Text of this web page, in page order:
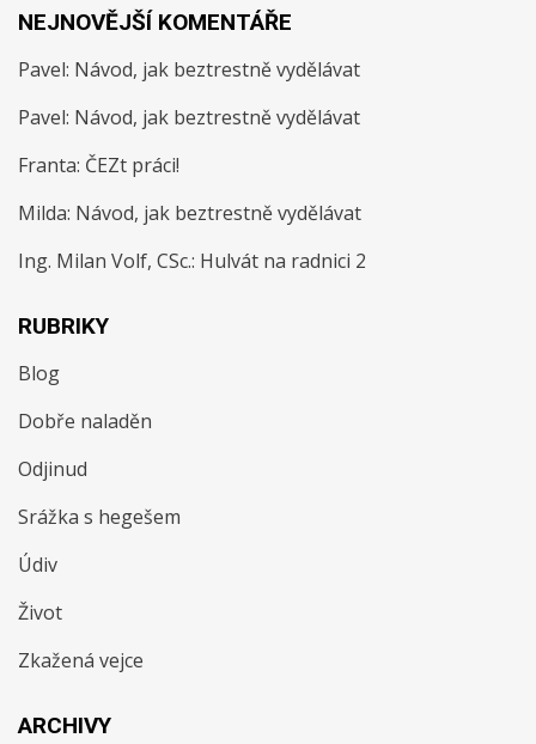
NEJNOVĚJŠÍ KOMENTÁŘE
Pavel: Návod, jak beztrestně vydělávat
Pavel: Návod, jak beztrestně vydělávat
Franta: ČEZt práci!
Milda: Návod, jak beztrestně vydělávat
Ing. Milan Volf, CSc.: Hulvát na radnici 2
RUBRIKY
Blog
Dobře naladěn
Odjinud
Srážka s hegešem
Údiv
Život
Zkažená vejce
ARCHIVY